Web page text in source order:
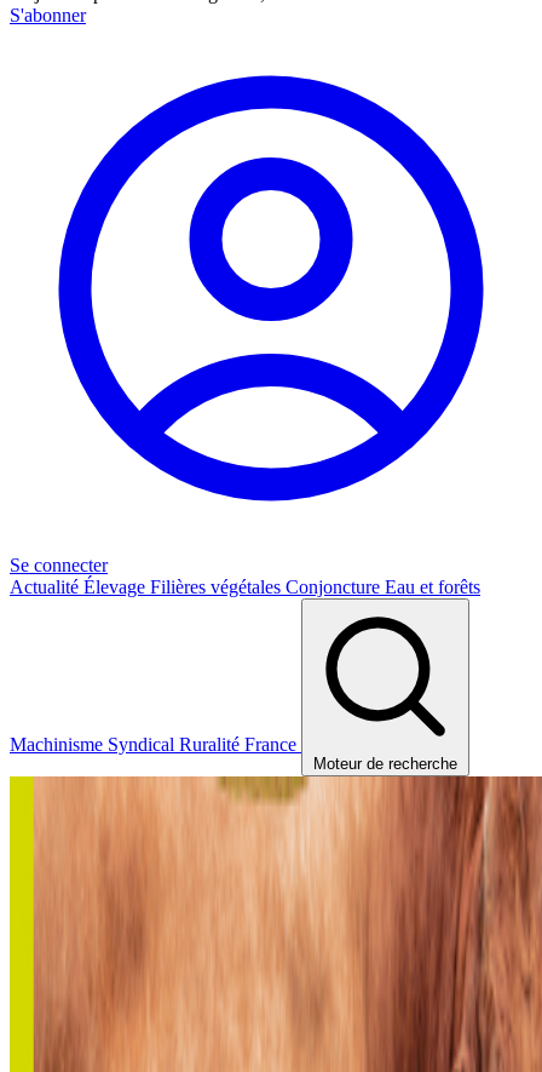
S'abonner
Se connecter
Actualité Élevage Filières végétales Conjoncture Eau et forêts
Machinisme Syndical Ruralité France
Moteur de recherche